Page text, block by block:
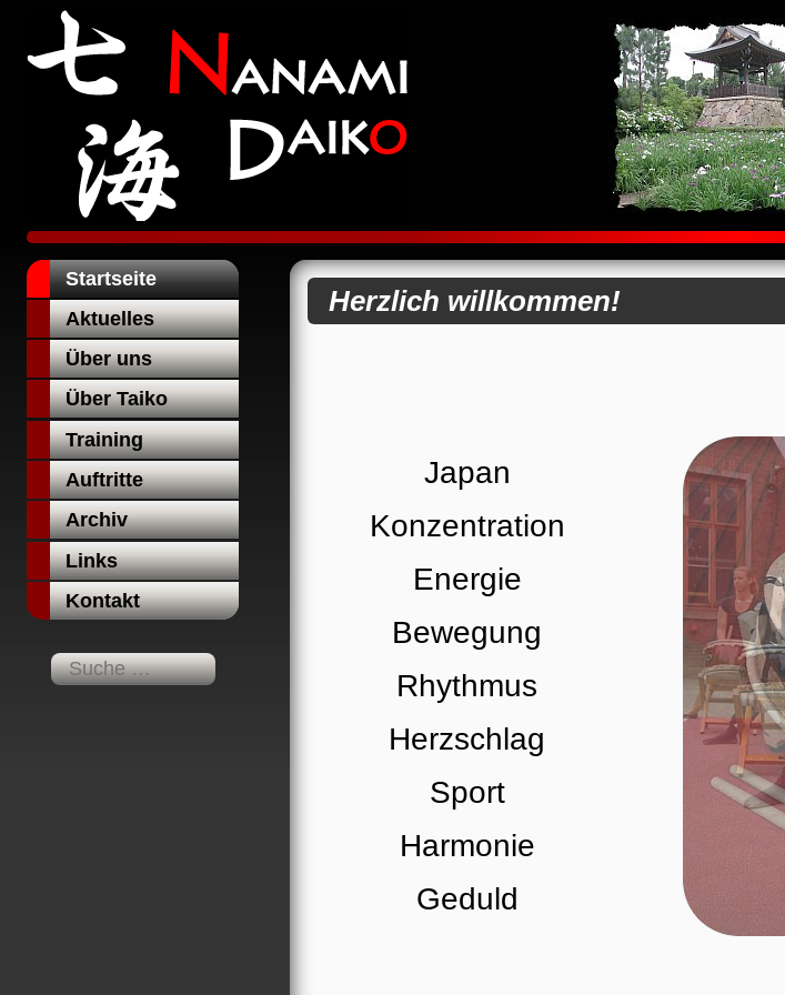
Startseite
Aktuelles
Über uns
Über Taiko
Training
Auftritte
Archiv
Links
Kontakt
Herzlich willkommen!
Japan
Konzentration
Energie
Bewegung
Rhythmus
Herzschlag
Sport
Harmonie
Geduld